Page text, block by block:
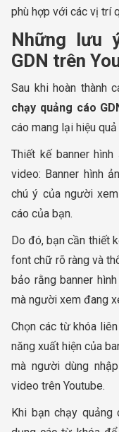
phù hợp với các vị trí
Những lưu
GDN trên
Sau khi hoàn thành
chạy quảng cáo
cáo mang lại hiệu
Thiết kế banner
video: Banner hình
chú ý của người
cáo của bạn.
Do đó, bạn cần thiết
font chữ rõ ràng và
bảo rằng banner
mà người xem đang
Chọn các từ khóa
năng xuất hiện của
mà người dùng
video trên Youtube.
Khi bạn chạy